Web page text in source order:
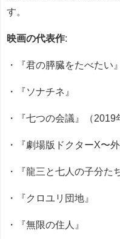
す。
映画の代表作:
・『君の膵臓をたべたい
・『ソナチネ』
・『七つの会議』（2019
・『劇場版ドクターX〜
・『龍三と七人の子分た
・『クロユリ団地』
・『無限の住人』